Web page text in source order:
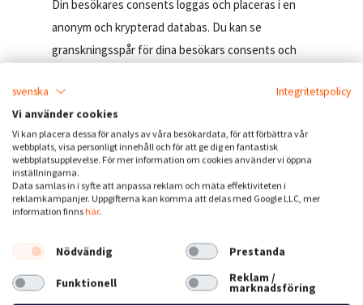
Din besökares consents loggas och placeras i en
anonym och krypterad databas. Du kan se
granskningsspår för dina besökars consents och
svenska
Integritetspolicy
Vi använder cookies
Vi kan placera dessa för analys av våra besökardata, för att förbättra vår
webbplats, visa personligt innehåll och för att ge dig en fantastisk
webbplatsupplevelse. För mer information om cookies använder vi öppna
inställningarna.
Data samlas in i syfte att anpassa reklam och mäta effektiviteten i
reklamkampanjer. Uppgifterna kan komma att delas med Google LLC, mer
information finns här.
Nödvändig Prestanda
Funktionell Reklam /
marknadsföring